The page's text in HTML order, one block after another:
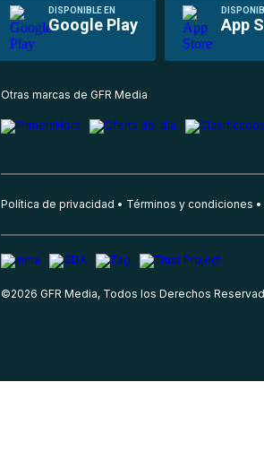
DISPONIBLE EN
Google Play App
Otras marcas de GFR Media
Política de privacidad Términos y condiciones
©2026 GFR Media, Todos los Derechos